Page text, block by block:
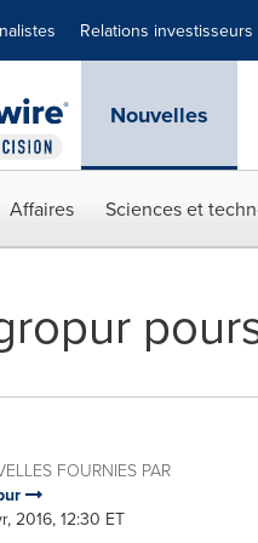
Relations investisseurs
Nouvelles
Affaires Sciences et
FOURNIES PAR
2016, 12:30 ET